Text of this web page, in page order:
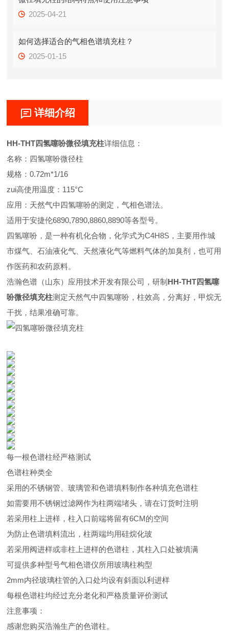
2025-04-21
如何选择适合的气相色谱填充柱？
2025-01-15
详细介绍
HH-THT四氢噻吩微径填充柱详细信息：
名称：四氢噻吩微径柱
规格：0.72m*1/16
zui高使用温度：115°C
应用：天然气中四氢噻吩的测定，气相色谱法。
适用于安捷伦6890,7890,8860,8890等各型号。
四氢噻吩，是一种有机化合物，化学式为C4H8S，主要用作城
市煤气、石油液化气、天然液化气等燃料气体的加臭剂，也可用
作医药和农药原料。
浩瀚色谱（山东）应用技术开发有限公司，研制 HH-THT四氢噻
吩微径填充柱测定天然气中四氢噻吩，柱效高，分离好，甲烷无
干扰，结果准确可靠。
每一根色谱柱经严格测试
色谱柱种类全
采用的不锈钢管、玻璃管和色谱填料制作各种填充色谱柱
如需要用不锈钢过滤网作为柱两端堵头，请在订货时注明
若采用柱上进样，柱入口前端将留有6CM的空间
为防止色谱填料流出，柱两端均用硅烷化玻
若采用阀进样或非柱上进样的色谱柱，其柱入口处被填满
可提供多种型号气相色谱仪所用玻璃柱构型
2mm内径玻璃柱管的入口处均设有斜面以利进样
每根色谱柱均经过充分老化和严格质量评价测试
注意事项：
感谢您购买浩瀚生产的色谱柱。